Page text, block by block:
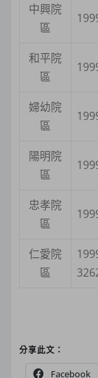
中興院
區
和平院
區
婦幼院
區
陽明院
區
忠孝院
區
仁愛院
區
分享此文：
Facebook